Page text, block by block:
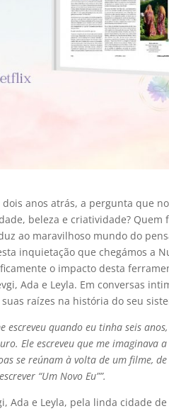
anos atrás, a pergunta que
beleza e criatividade? Quem
ao maravilhoso mundo do
inquietação que chegámos a
o impacto desta
Ada e Leyla. Em conversas
raízes na história do seu
quando eu tinha seis
Ele escreveu que me imaginava
se reúnam à volta de um filme,
“Um Novo Eu””.
Ada e Leyla, pela linda cidade